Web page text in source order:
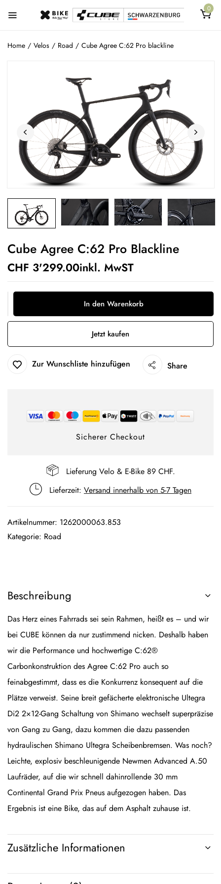
0
Home / Velos / Road / Cube Agree C:62 Pro blackline
Cube Agree C:62 Pro Blackline
CHF 3'299.00inkl. MwST
In den Warenkorb
Jetzt kaufen
Zur Wunschliste hinzufügen Share
Sicherer Checkout
Lieferung Velo & E-Bike 89 CHF.
Lieferzeit: Versand innerhalb von 5-7 Tagen
Artikelnummer: 1262000063.853
Kategorie: Road
Beschreibung
Das Herz eines Fahrrads sei sein Rahmen, heißt es – und wir
bei CUBE können da nur zustimmend nicken. Deshalb haben
wir die Performance und hochwertige C:62®
Carbonkonstruktion des Agree C:62 Pro auch so
feinabgestimmt, dass es die Konkurrenz konsequent auf die
Plätze verweist. Seine breit gefächerte elektronische Ultegra
Di2 2×12-Gang Schaltung von Shimano wechselt superpräzise
von Gang zu Gang, dazu kommen die dazu passenden
hydraulischen Shimano Ultegra Scheibenbremsen. Was noch?
Leichte, explosiv beschleunigende Newmen Advanced A.50
Laufräder, auf die wir schnell dahinrollende 30 mm
Continental Grand Prix Pneus aufgezogen haben. Das
Ergebnis ist eine Bike, das auf dem Asphalt zuhause ist.
Zusätzliche Informationen